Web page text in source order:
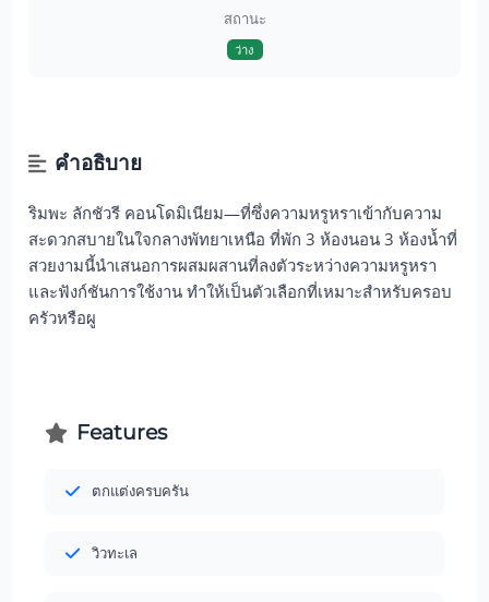
สถานะ
ว่าง
คำอธิบาย
ริมพะ ลักชัวรี คอนโดมิเนียม—ที่ซึ่งความหรูหราเข้ากับความ
สะดวกสบายในใจกลางพัทยาเหนือ ที่พัก 3 ห้องนอน 3 ห้องน้ำที่
สวยงามนี้นำเสนอการผสมผสานที่ลงตัวระหว่างความหรูหรา
และฟังก์ชันการใช้งาน ทำให้เป็นตัวเลือกที่เหมาะสำหรับครอบ
ครัวหรือผู
Features
ตกแต่งครบครัน
วิวทะเล